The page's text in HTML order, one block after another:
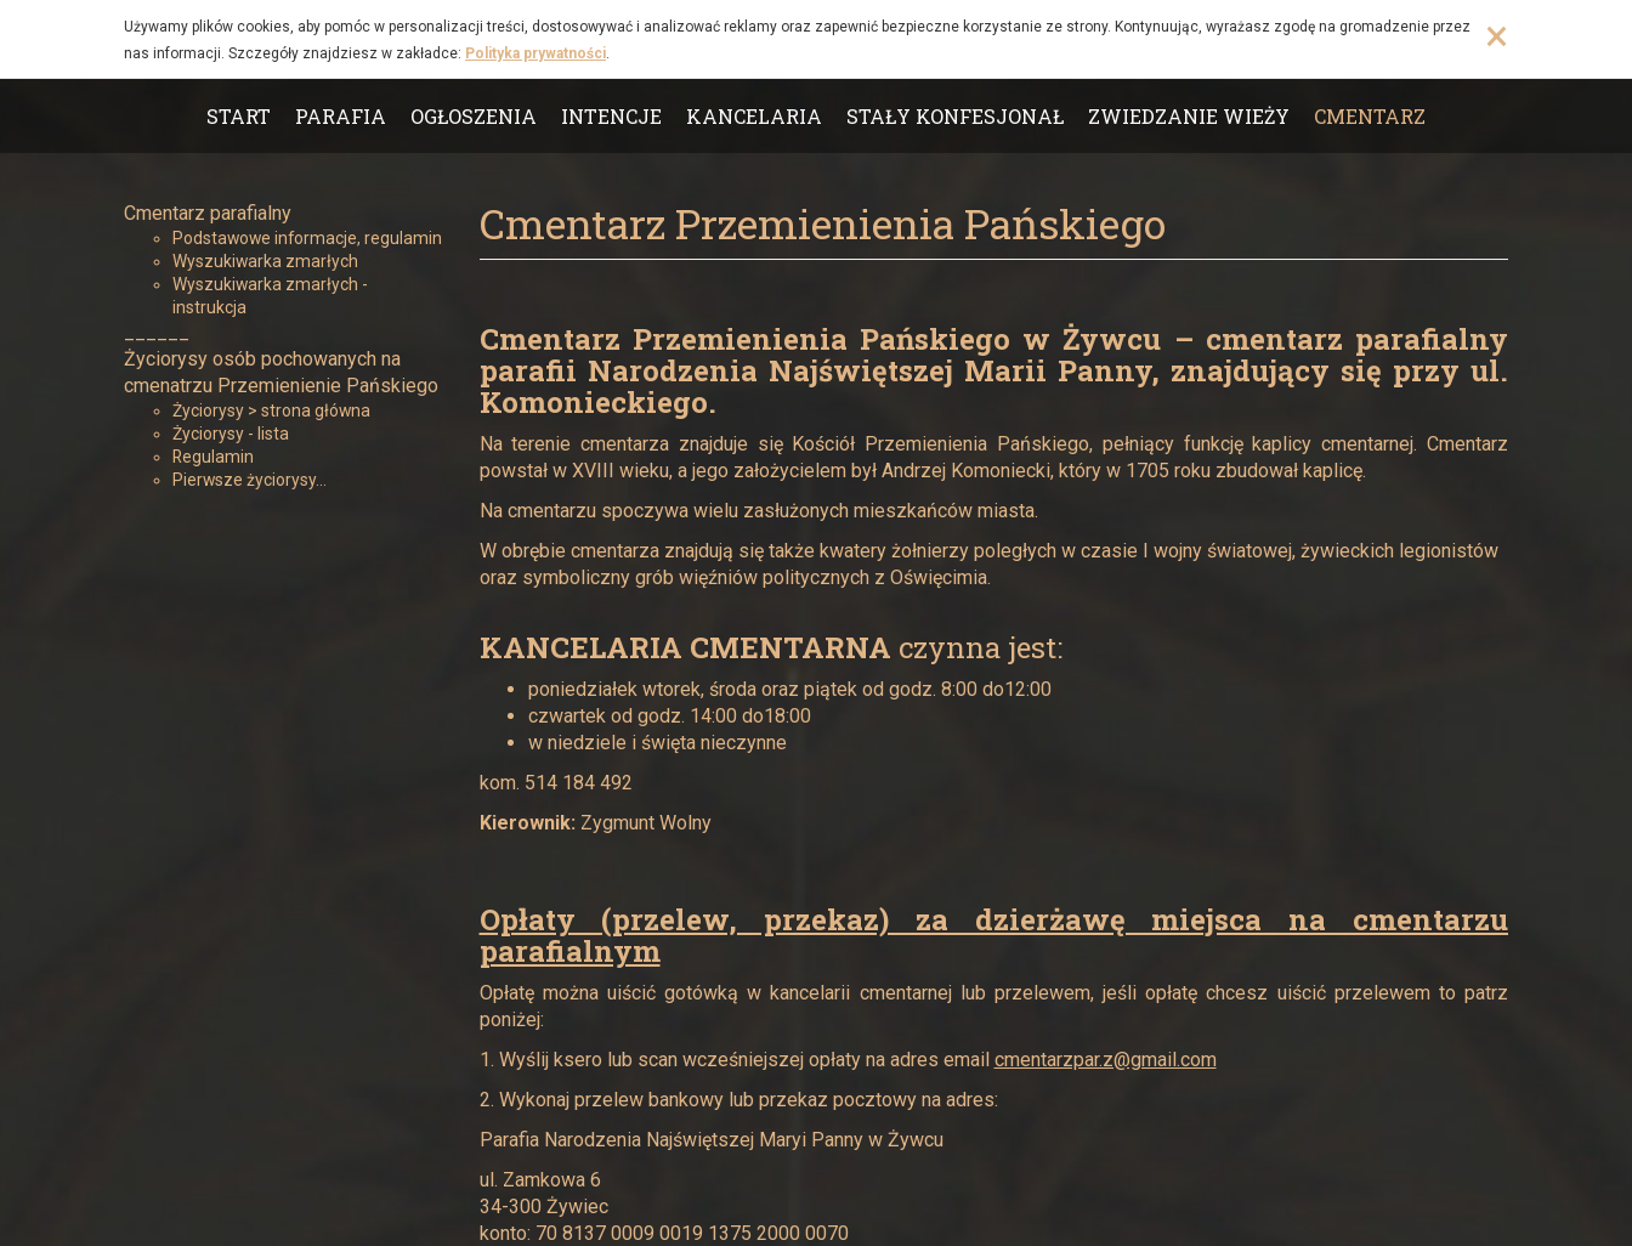
Cmentarz
-
Narodzenia
Najświętszej
Panny
Żywcu
Używamy plików cookies, aby pomóc w personalizacji treści, dostosowywać i analizować reklamy oraz zapewnić bezpieczne korzystanie ze strony. Kontynuując, wyrażasz zgodę na gromadzenie przez
nas informacji. Szczegóły znajdziesz w zakładce: Polityka prywatności. ×
MenuSTART PARAFIA OGŁOSZENIA INTENCJE KANCELARIA STAŁY KONFESJONAŁ ZWIEDZANIE WIEŻY CMENTARZ
Cmentarz parafialny
Podstawowe informacje, regulamin
Wyszukiwarka zmarłych
Wyszukiwarka zmarłych -
instrukcja
Życiorysy osób pochowanych na
cmenatrzu Przemienienie Pańskiego
Życiorysy > strona główna
Życiorysy - lista
Regulamin
Pierwsze życiorysy…
Cmentarz Przemienienia Pańskiego
Cmentarz Przemienienia Pańskiego w Żywcu – cmentarz parafialny
parafii Narodzenia Najświętszej Marii Panny, znajdujący się przy ul.
Komonieckiego.
Na terenie cmentarza znajduje się Kościół Przemienienia Pańskiego, pełniący funkcję kaplicy cmentarnej. Cmentarz
powstał w XVIII wieku, a jego założycielem był Andrzej Komoniecki, który w 1705 roku zbudował kaplicę.
Na cmentarzu spoczywa wielu zasłużonych mieszkańców miasta.
W obrębie cmentarza znajdują się także kwatery żołnierzy poległych w czasie I wojny światowej, żywieckich legionistów
oraz symboliczny grób więźniów politycznych z Oświęcimia.
KANCELARIA CMENTARNA czynna jest:
poniedziałek wtorek, środa oraz piątek od godz. 8:00 do12:00
czwartek od godz. 14:00 do18:00
w niedziele i święta nieczynne
kom. 514 184 492
Kierownik: Zygmunt Wolny
Opłaty (przelew, przekaz) za dzierżawę miejsca na cmentarzu
parafialnym
Opłatę można uiścić gotówką w kancelarii cmentarnej lub przelewem, jeśli opłatę chcesz uiścić przelewem to patrz
poniżej:
1. Wyślij ksero lub scan wcześniejszej opłaty na adres email cmentarzpar.z@gmail.com
2. Wykonaj przelew bankowy lub przekaz pocztowy na adres:
Parafia Narodzenia Najświętszej Maryi Panny w Żywcu
ul. Zamkowa 6
34-300 Żywiec
konto: 70 8137 0009 0019 1375 2000 0070